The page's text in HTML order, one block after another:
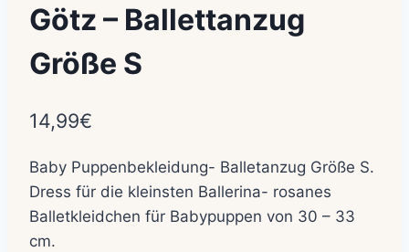
Götz – Ballettanzug
Größe S
14,99€
Baby Puppenbekleidung- Balletanzug Größe S.
Dress für die kleinsten Ballerina- rosanes
Balletkleidchen für Babypuppen von 30 – 33
cm.